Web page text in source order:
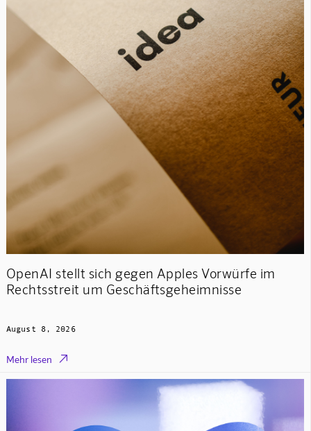
OpenAI stellt sich gegen Apples Vorwürfe im
Rechtsstreit um Geschäftsgeheimnisse
August 8, 2026
Mehr lesen 